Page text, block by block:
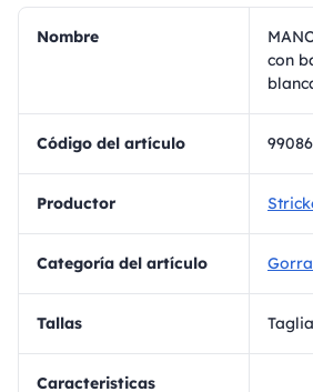
Nombre
con
Código del artículo 99086
Productor
Categoría del artículo
Tallas
Caracteristicas